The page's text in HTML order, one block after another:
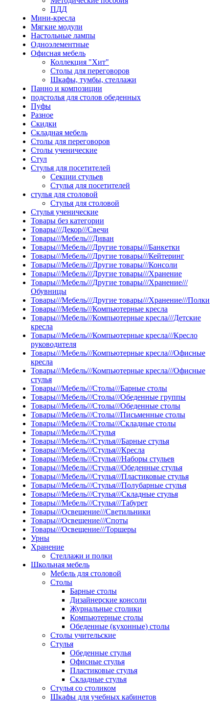
ПДД
Мини-кресла
Мягкие модули
Настольные лампы
Одноэлементные
Офисная мебель
Коллекция "Хит"
Столы для переговоров
Шкафы, тумбы, стеллажи
Панно и композиции
подстолья для столов обеденных
Пуфы
Разное
Скидки
Складная мебель
Столы для переговоров
Столы ученические
Стул
Стулья для посетителей
Секции стульев
Стулья для посетителей
стулья для столовой
Стулья для столовой
Стулья ученические
Товары без категории
Товары///Декор///Свечи
Товары///Мебель///Диван
Товары///Мебель///Другие товары///Банкетки
Товары///Мебель///Другие товары///Кейтеринг
Товары///Мебель///Другие товары///Консоли
Товары///Мебель///Другие товары///Хранение
Товары///Мебель///Другие товары///Хранение///
Обувницы
Товары///Мебель///Другие товары///Хранение///Полки
Товары///Мебель///Компьютерные кресла
Товары///Мебель///Компьютерные кресла///Детские
кресла
Товары///Мебель///Компьютерные кресла///Кресло
руководителя
Товары///Мебель///Компьютерные кресла///Офисные
кресла
Товары///Мебель///Компьютерные кресла///Офисные
стулья
Товары///Мебель///Столы///Барные столы
Товары///Мебель///Столы///Обеденные группы
Товары///Мебель///Столы///Обеденные столы
Товары///Мебель///Столы///Письменные столы
Товары///Мебель///Столы///Складные столы
Товары///Мебель///Стулья
Товары///Мебель///Стулья///Барные стулья
Товары///Мебель///Стулья///Кресла
Товары///Мебель///Стулья///Наборы стульев
Товары///Мебель///Стулья///Обеденные стулья
Товары///Мебель///Стулья///Пластиковые стулья
Товары///Мебель///Стулья///Полубарные стулья
Товары///Мебель///Стулья///Складные стулья
Товары///Мебель///Стулья///Табурет
Товары///Освещение///Светильники
Товары///Освещение///Споты
Товары///Освещение///Торшеры
Урны
Хранение
Стеллажи и полки
Школьная мебель
Мебель для столовой
Столы
Барные столы
Дизайнерские консоли
Журнальные столики
Компьютерные столы
Обеденные (кухонные) столы
Столы учительские
Стулья
Обеденные стулья
Офисные стулья
Пластиковые стулья
Складные стулья
Стулья со столиком
Шкафы для учебных кабинетов